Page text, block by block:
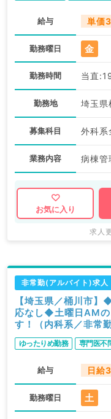
給与 単価
勤務曜日 金
勤務時間 当直
勤務地 埼玉県
募集科目
業務内容 病棟管
お気に入り
求人
非常勤(アルバイト)求人
【埼玉県／桶川市
応なし◆土曜日AM
す！（内科系／非常勤
ゆったりめ勤務 専門医不
給与 日給
勤務曜日 土